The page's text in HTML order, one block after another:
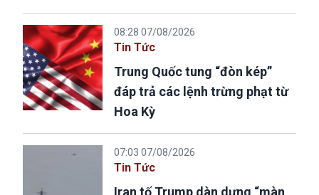
08:28 07/08/2026
Tin Tức
Trung Quốc tung “đòn kép”
đáp trả các lệnh trừng phạt từ
Hoa Kỳ
07:03 07/08/2026
Tin Tức
Iran tố Trump dàn dựng “màn